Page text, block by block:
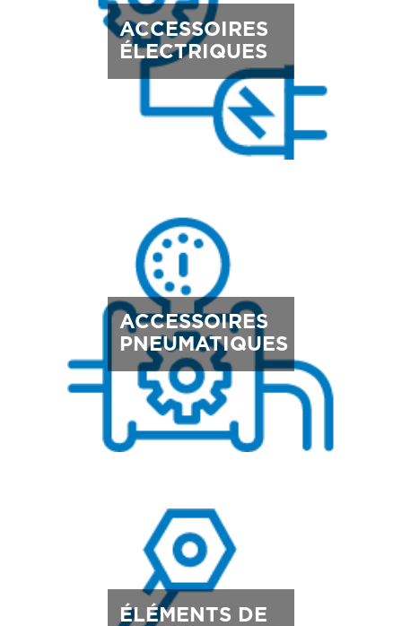
ACCESSOIRES
ÉLECTRIQUES
ACCESSOIRES
PNEUMATIQUES
ÉLÉMENTS DE